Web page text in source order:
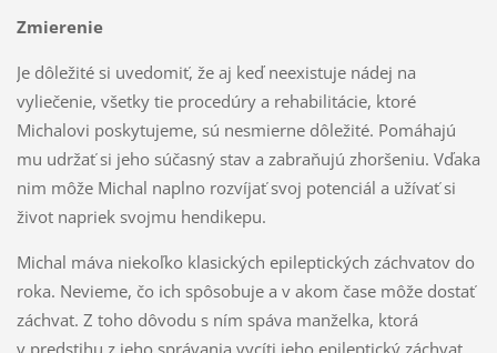
Zmierenie
Je dôležité si uvedomiť, že aj keď neexistuje nádej na
vyliečenie, všetky tie procedúry a rehabilitácie, ktoré
Michalovi poskytujeme, sú nesmierne dôležité. Pomáhajú
mu udržať si jeho súčasný stav a zabraňujú zhoršeniu. Vďaka
nim môže Michal naplno rozvíjať svoj potenciál a užívať si
život napriek svojmu hendikepu.
Michal máva niekoľko klasických epileptických záchvatov do
roka. Nevieme, čo ich spôsobuje a v akom čase môže dostať
záchvat. Z toho dôvodu s ním spáva manželka, ktorá
v predstihu z jeho správania vycíti jeho epileptický záchvat.